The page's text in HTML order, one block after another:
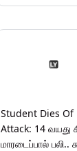
பாரதிராஜா
Student Dies Of
Attack: 14 வயது
மாரடைப்பால் பலி..